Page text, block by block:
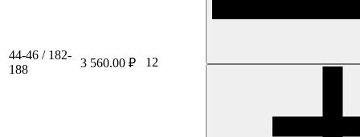
44-46 / 182-
188
3 560.00 ₽ 12